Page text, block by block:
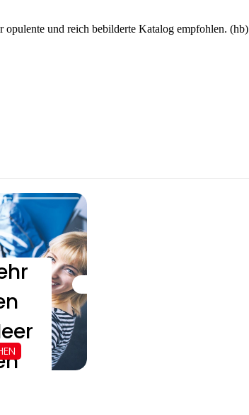
opulente und reich bebilderte Katalog empfohlen. (hb)